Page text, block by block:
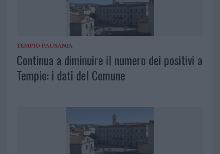
TEMPIO PAUSANIA
Continua a diminuire il numero dei positivi a
Tempio: i dati del Comune